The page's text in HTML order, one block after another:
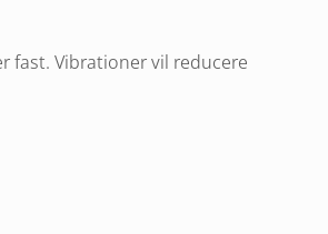
fast. Vibrationer vil reducere